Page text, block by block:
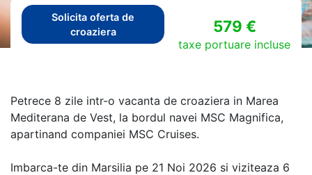
Solicita oferta de
croaziera
579 €
taxe portuare incluse
Petrece 8 zile intr-o vacanta de croaziera in Marea
Mediterana de Vest, la bordul navei MSC Magnifica,
apartinand companiei MSC Cruises.
Imbarca-te din Marsilia pe 21 Noi 2026 si viziteaza 6